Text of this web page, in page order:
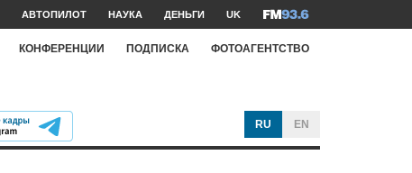
АВТОПИЛОТ НАУКА ДЕНЬГИ UK
КОНФЕРЕНЦИИ ПОДПИСКА ФОТОАГЕНТСТВО
RU EN